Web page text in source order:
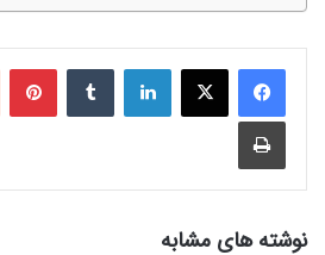
نوشته های مشابه